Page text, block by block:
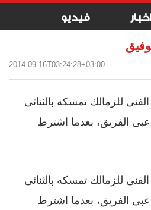
فيديو
2014-09-16T03:24:28+03:00
للزمالك تمسكه بالثنائى
الفريق، بعدما اشترط
للزمالك تمسكه بالثنائى
الفريق، بعدما اشترط